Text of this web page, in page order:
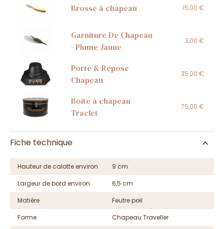
Brosse à chapeau 15,00 €
Garniture De Chapeau
- Plume Jaune
3,00 €
Porte & Repose
Chapeau
35,00 €
Boite à chapeau
Traclet
75,00 €
Fiche technique
Hauteur de calotte environ
9 cm
Largeur de bord environ
6,5 cm
Matière
Feutre poil
Forme
Chapeau Traveller